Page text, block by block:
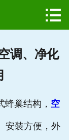

调、净化
巢结构， 空
安装方便，外